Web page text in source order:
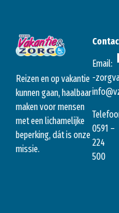
Reizen en op vakantie
kunnen gaan, haalbaar
maken voor mensen
met een lichamelijke
beperking, dát is onze
missie.
Email:
@ofni
0591 –
224
500